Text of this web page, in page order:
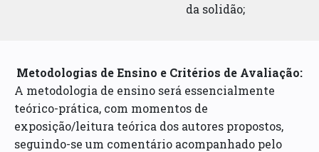
da solidão;
Metodologias de Ensino e Critérios de Avaliação:
A metodologia de ensino será essencialmente
teórico-prática, com momentos de
exposição/leitura teórica dos autores propostos,
seguindo-se um comentário acompanhado pelo